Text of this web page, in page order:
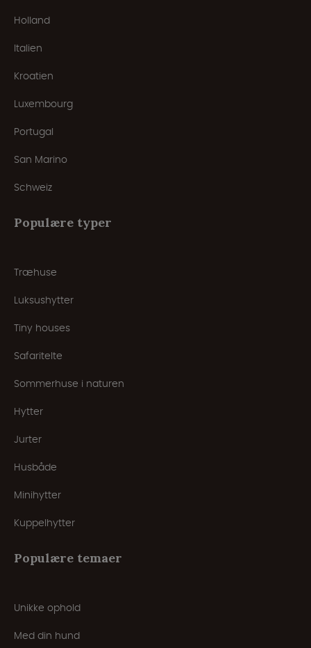
Holland
Italien
Kroatien
Luxembourg
Portugal
San Marino
Schweiz
Populære typer
Træhuse
Luksushytter
Tiny houses
Safaritelte
Sommerhuse i naturen
Hytter
Jurter
Husbåde
Minihytter
Kuppelhytter
Populære temaer
Unikke ophold
Med din hund